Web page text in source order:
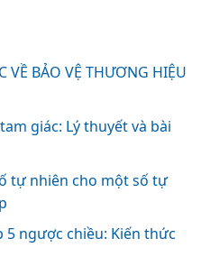
VỀ BẢO VỆ THƯƠNG HIỆU
giác: Lý thuyết và bài
tự nhiên cho một số tự
5 ngược chiều: Kiến thức